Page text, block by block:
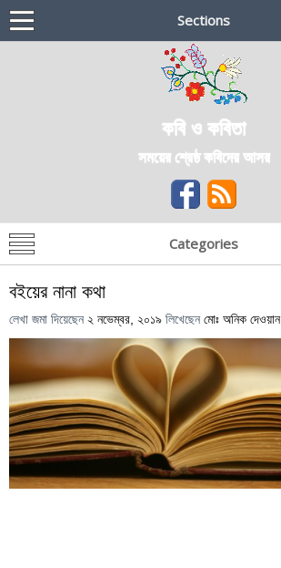
Sections
কবি ও কবিতা
সময়ের শ্রেষ্ঠ কবিদের আসর
Categories
বইয়ের নানা কথা
লেখা জমা দিয়েছেন ২ নভেম্বর, ২০১৯ লিখেছেন মোঃ অনিক দেওয়ান